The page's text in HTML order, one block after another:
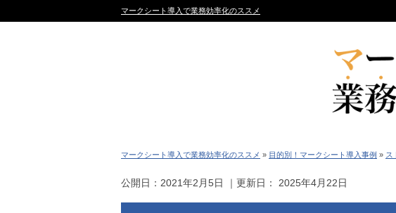
マークシート導入で業務効率化のススメ
マークシート導入で業務効率化のススメ » 目的別！マークシート導入事例 » ス
公開日： 2021年2月5日 ｜更新日： 2025年4月22日